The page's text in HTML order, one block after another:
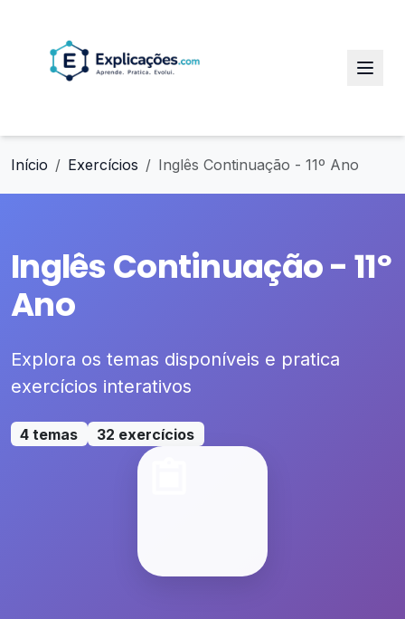
Início Exercícios Inglês Continuação - 11º Ano
Inglês Continuação - 11º
Ano
Explora os temas disponíveis e pratica
exercícios interativos
4 temas 32 exercícios